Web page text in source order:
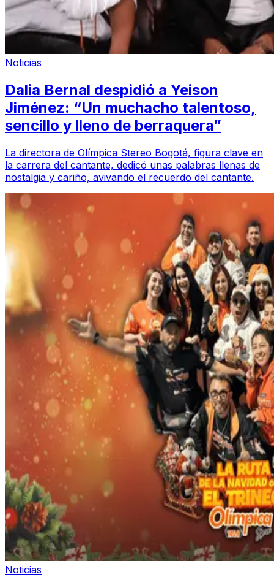
Noticias
Dalia Bernal despidió a Yeison
Jiménez: “Un muchacho talentoso,
sencillo y lleno de berraquera”
La directora de Olímpica Stereo Bogotá, figura clave en
la carrera del cantante, dedicó unas palabras llenas de
nostalgia y cariño, avivando el recuerdo del cantante.
Noticias